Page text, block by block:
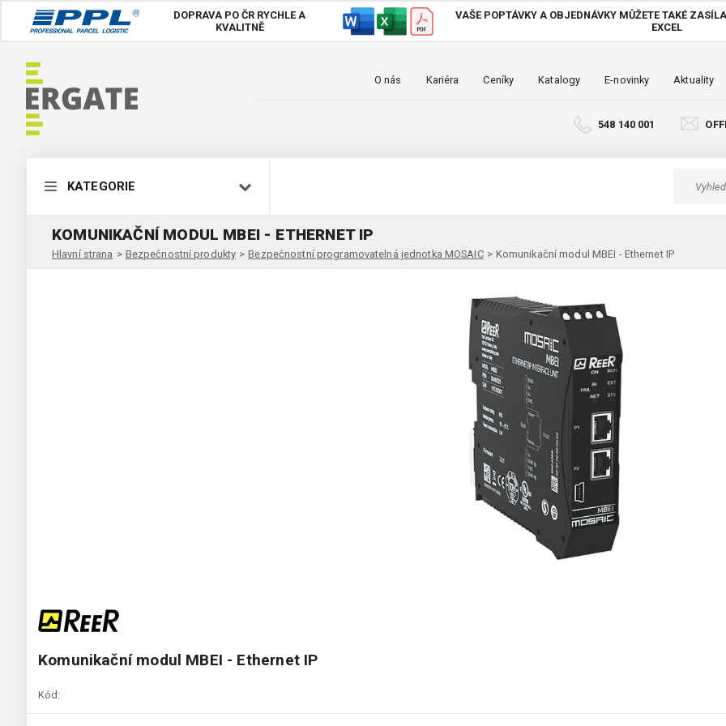
DOPRAVA PO ČR RYCHLE A
KVALITNĚ
VAŠE POPTÁVKY A OBJEDNÁVKY MŮŽETE TAKÉ
EXCEL
O nás Kariéra Ceníky Katalogy E-novinky Aktuality
548 140 001
KATEGORIE
KOMUNIKAČNÍ MODUL MBEI - ETHERNET IP
Hlavní strana > Bezpečnostní produkty > Bezpečnostní programovatelná jednotka MOSAIC > Komunikační modul MBEI - Ethernet IP
Komunikační modul MBEI - Ethernet IP
Kód: